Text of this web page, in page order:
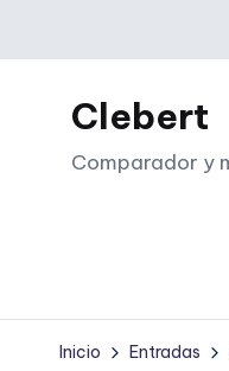
Saltar
contenidoClebert
Comparador y
Inicio Entradas